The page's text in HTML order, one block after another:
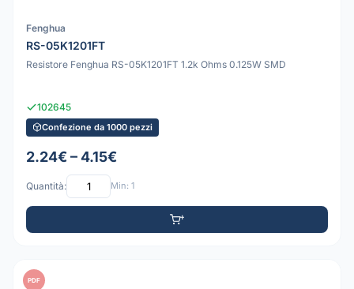
Fenghua
RS-05K1201FT
Resistore Fenghua RS-05K1201FT 1.2k Ohms 0.125W SMD
102645
Confezione da 1000 pezzi
2.24€ – 4.15€
Quantità: Min: 1
PDF